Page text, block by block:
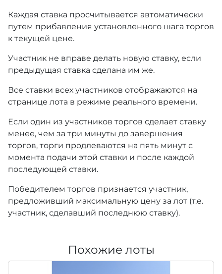
Каждая ставка просчитывается автоматически
путем прибавления установленного шага торгов
к текущей цене.
Участник не вправе делать новую ставку, если
предыдущая ставка сделана им же.
Все ставки всех участников отображаются на
странице лота в режиме реального времени.
Если один из участников торгов сделает ставку
менее, чем за три минуты до завершения
торгов, торги продлеваются на пять минут с
момента подачи этой ставки и после каждой
последующей ставки.
Победителем торгов признается участник,
предложивший максимальную цену за лот (т.е.
участник, сделавший последнюю ставку).
Похожие лоты